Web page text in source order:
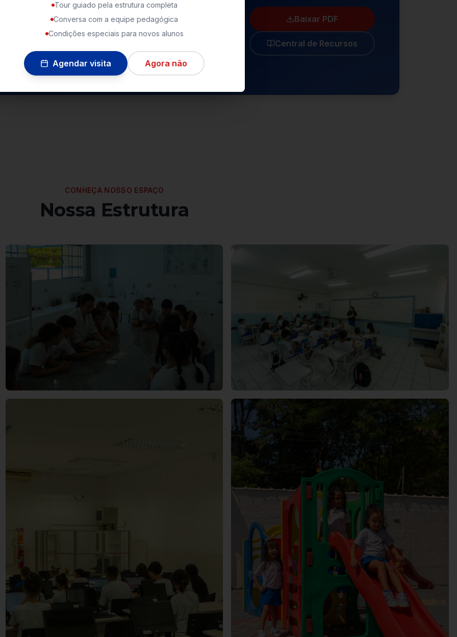
de Consciência Digital
institucional com 10 passos práticos para proteger
adolescentes na vida digital, em alinhamento com o ECA
Baixar PDF
Central de Recursos
CONHEÇA NOSSO ESPAÇO
Nossa Estrutura
Tour guiado pela estrutura completa
Conversa com a equipe pedagógica
Condições especiais para novos alunos
Agendar visita Agora não